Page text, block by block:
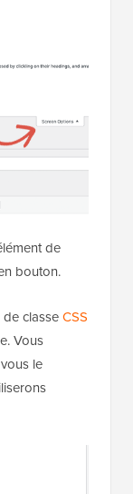
de
bouton.
classeCSS
Vous
le